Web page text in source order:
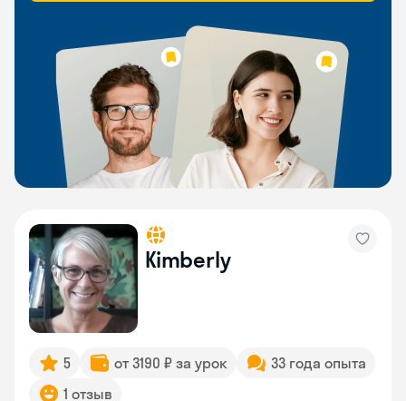
Kimberly
5 от 3190 ₽ за урок
33 года опыта
1 отзыв